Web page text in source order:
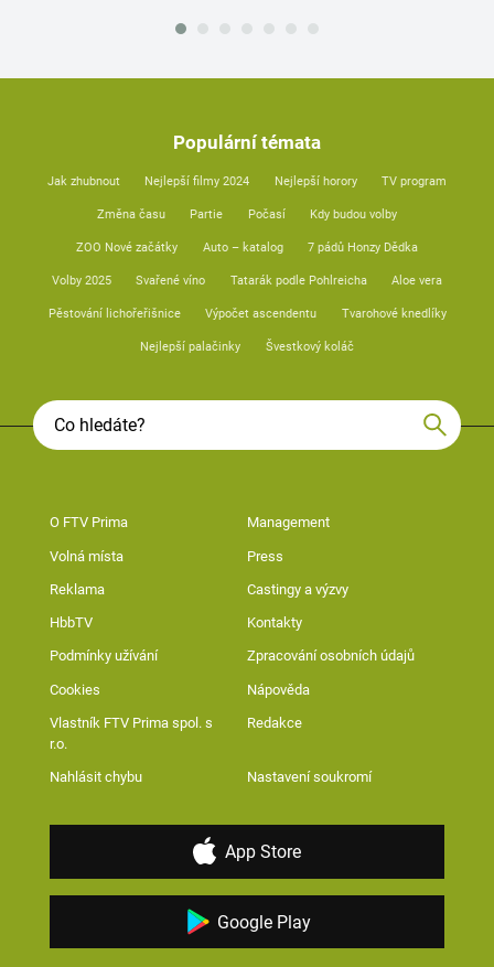
Populární témata
Jak zhubnout Nejlepší filmy 2024 Nejlepší horory TV program
Změna času Partie Počasí Kdy budou volby
ZOO Nové začátky Auto – katalog 7 pádů Honzy Dědka
Volby 2025 Svařené víno Tatarák podle Pohlreicha Aloe vera
Pěstování lichořeřišnice Výpočet ascendentu Tvarohové knedlíky
Nejlepší palačinky Švestkový koláč
O FTV Prima Management
Volná místa Press
Reklama Castingy a výzvy
HbbTV Kontakty
Podmínky užívání Zpracování osobních údajů
Cookies Nápověda
Vlastník FTV Prima spol. s
r.o.
Redakce
Nahlásit chybu Nastavení soukromí
App Store
Google Play